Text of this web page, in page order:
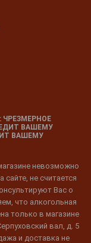
ВАШЕМУ
ВАШЕМУ
невозможно
не считается
Вас о
что алкогольная
только в магазине
вал, д. 5
и доставка не